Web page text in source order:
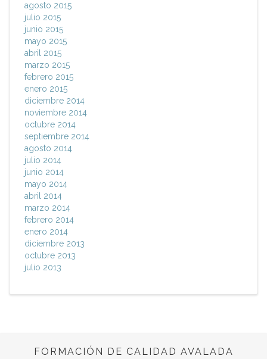
agosto 2015
julio 2015
junio 2015
mayo 2015
abril 2015
marzo 2015
febrero 2015
enero 2015
diciembre 2014
noviembre 2014
octubre 2014
septiembre 2014
agosto 2014
julio 2014
junio 2014
mayo 2014
abril 2014
marzo 2014
febrero 2014
enero 2014
diciembre 2013
octubre 2013
julio 2013
FORMACIÓN DE CALIDAD AVALADA